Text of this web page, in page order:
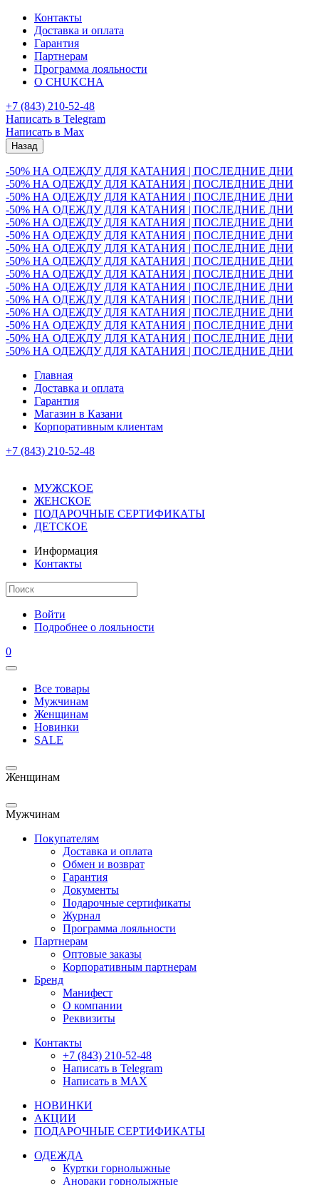
Контакты
Доставка и оплата
Гарантия
Партнерам
Программа лояльности
О CHUKCHA
+7 (843) 210-52-48
Написать в Telegram
Написать в Max
Назад
-50% НА ОДЕЖДУ ДЛЯ КАТАНИЯ | ПОСЛЕДНИЕ ДНИ
-50% НА ОДЕЖДУ ДЛЯ КАТАНИЯ | ПОСЛЕДНИЕ ДНИ
-50% НА ОДЕЖДУ ДЛЯ КАТАНИЯ | ПОСЛЕДНИЕ ДНИ
-50% НА ОДЕЖДУ ДЛЯ КАТАНИЯ | ПОСЛЕДНИЕ ДНИ
-50% НА ОДЕЖДУ ДЛЯ КАТАНИЯ | ПОСЛЕДНИЕ ДНИ
-50% НА ОДЕЖДУ ДЛЯ КАТАНИЯ | ПОСЛЕДНИЕ ДНИ
-50% НА ОДЕЖДУ ДЛЯ КАТАНИЯ | ПОСЛЕДНИЕ ДНИ
-50% НА ОДЕЖДУ ДЛЯ КАТАНИЯ | ПОСЛЕДНИЕ ДНИ
-50% НА ОДЕЖДУ ДЛЯ КАТАНИЯ | ПОСЛЕДНИЕ ДНИ
-50% НА ОДЕЖДУ ДЛЯ КАТАНИЯ | ПОСЛЕДНИЕ ДНИ
-50% НА ОДЕЖДУ ДЛЯ КАТАНИЯ | ПОСЛЕДНИЕ ДНИ
-50% НА ОДЕЖДУ ДЛЯ КАТАНИЯ | ПОСЛЕДНИЕ ДНИ
-50% НА ОДЕЖДУ ДЛЯ КАТАНИЯ | ПОСЛЕДНИЕ ДНИ
-50% НА ОДЕЖДУ ДЛЯ КАТАНИЯ | ПОСЛЕДНИЕ ДНИ
-50% НА ОДЕЖДУ ДЛЯ КАТАНИЯ | ПОСЛЕДНИЕ ДНИ
Главная
Доставка и оплата
Гарантия
Магазин в Казани
Корпоративным клиентам
+7 (843) 210-52-48
МУЖСКОЕ
ЖЕНСКОЕ
ПОДАРОЧНЫЕ СЕРТИФИКАТЫ
ДЕТСКОЕ
Информация
Контакты
Войти
Подробнее о лояльности
0
Все товары
Мужчинам
Женщинам
Новинки
SALE
Женщинам
Мужчинам
Покупателям
Доставка и оплата
Обмен и возврат
Гарантия
Документы
Подарочные сертификаты
Журнал
Программа лояльности
Партнерам
Оптовые заказы
Корпоративным партнерам
Бренд
Манифест
О компании
Реквизиты
Контакты
+7 (843) 210-52-48
Написать в Telegram
Написать в MAX
НОВИНКИ
АКЦИИ
ПОДАРОЧНЫЕ СЕРТИФИКАТЫ
ОДЕЖДА
Куртки горнолыжные
Анораки горнолыжные